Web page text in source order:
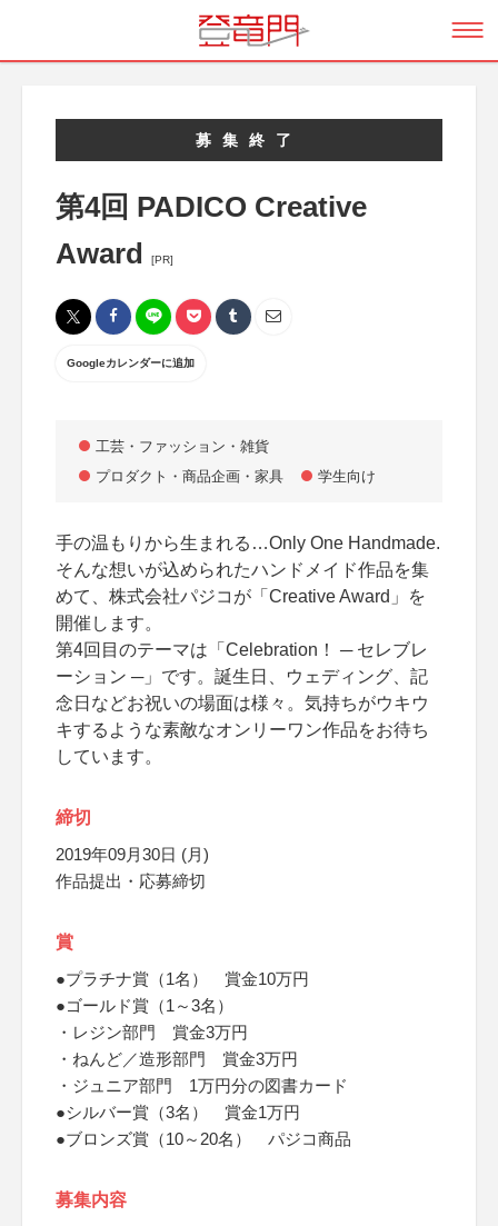
募集終了
第4回 PADICO Creative
Award
[PR]
Googleカレンダーに追加
工芸・ファッション・雑貨
プロダクト・商品企画・家具
学生向け
手の温もりから生まれる…Only One Handmade.
そんな想いが込められたハンドメイド作品を集
めて、株式会社パジコが「Creative Award」を
開催します。
第4回目のテーマは「Celebration！ ─ セレブレ
ーション ─」です。誕生日、ウェディング、記
念日などお祝いの場面は様々。気持ちがウキウ
キするような素敵なオンリーワン作品をお待ち
しています。
締切
2019年09月30日 (月)
作品提出・応募締切
賞
●プラチナ賞（1名） 賞金10万円
●ゴールド賞（1～3名）
・レジン部門 賞金3万円
・ねんど／造形部門 賞金3万円
・ジュニア部門 1万円分の図書カード
●シルバー賞（3名） 賞金1万円
●ブロンズ賞（10～20名） パジコ商品
募集内容